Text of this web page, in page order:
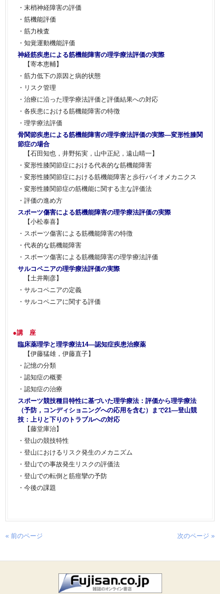
・末梢神経障害の評価
・筋機能評価
・筋力検査
・知覚運動機能評価
神経筋疾患による筋機能障害の理学療法評価の実際
【寄本恵輔】
・筋力低下の原因と病的状態
・リスク管理
・治療に沿った理学療法評価と評価結果への対応
・各疾患における筋機能障害の特徴
・理学療法評価
骨関節疾患による筋機能障害の理学療法評価の実際―変形性膝関
節症の場合
【石田知也，井野拓実，山中正紀，遠山晴一】
・変形性膝関節症における代表的な筋機能障害
・変形性膝関節症における筋機能障害と歩行バイオメカニクス
・変形性膝関節症の筋機能に関する主な評価法
・評価の進め方
スポーツ傷害による筋機能障害の理学療法評価の実際
【小松泰喜】
・スポーツ傷害による筋機能障害の特徴
・代表的な筋機能障害
・スポーツ傷害による筋機能障害の理学療法評価
サルコペニアの理学療法評価の実際
【土井剛彦】
・サルコペニアの定義
・サルコペニアに関する評価
●講 座
臨床薬理学と理学療法14―認知症疾患治療薬
【伊藤猛雄，伊藤直子】
・記憶の分類
・認知症の概要
・認知症の治療
スポーツ競技種目特性に基づいた理学療法：評価から理学療法
（予防，コンディショニングへの応用を含む）まで21―登山競
技：上りと下りのトラブルへの対応
【藤堂庫治】
・登山の競技特性
・登山におけるリスク発生のメカニズム
・登山での事故発生リスクの評価法
・登山での転倒と筋痙攣の予防
・今後の課題
« 前のページ 次のページ »